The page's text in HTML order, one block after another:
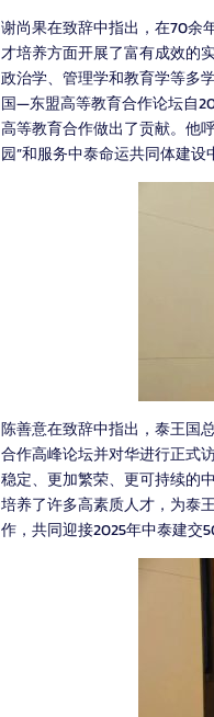
谢尚果在致辞中指出，在70余
才培养方面开展了富有成效的
政治学、管理学和教育学等多
国—东盟高等教育合作论坛自
高等教育合作做出了贡献。他
园”和服务中泰命运共同体建设
陈善意在致辞中指出，泰王国
合作高峰论坛并对华进行正式
稳定、更加繁荣、更可持续的
培养了许多高素质人才，为泰
作，共同迎接2025年中泰建交